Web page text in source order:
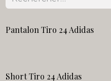
Pantalon Tiro 24 Adidas
Short Tiro 24 Adidas